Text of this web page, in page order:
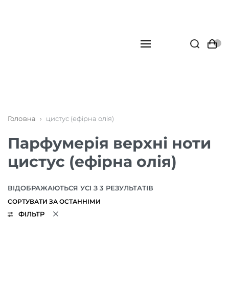
Головна › цистус (ефірна олія)
Парфумерія верхні ноти
цистус (ефірна олія)
ВІДОБРАЖАЮТЬСЯ УСІ З 3 РЕЗУЛЬТАТІВ
ФІЛЬТР